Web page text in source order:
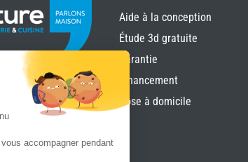
Aide à la conception
Étude 3d gratuite
Garantie
Financement
Pose à domicile
nécessaires
accompagner pendant